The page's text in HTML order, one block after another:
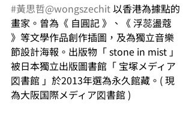
#黃思哲@wongszechit 以香港為據點的
畫家。曾為《 自圓記 》、《 浮蕊盪蔻
》等文學作品創作插圖，及為獨立音樂
節設計海報。出版物「 stone in mist 」
被日本獨立出版圖書館「 宝塚メディア
図書館 」於2013年選為永久館藏。( 現
為大阪国際メディア図書館 )